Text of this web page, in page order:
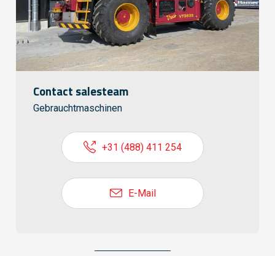
Contact salesteam
Gebrauchtmaschinen
+31 (488) 411 254
E-Mail